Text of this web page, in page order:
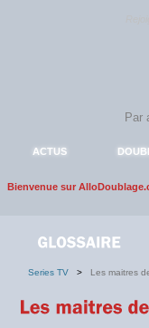
ACTUS
Bienvenue sur
Series TV > Les maitres